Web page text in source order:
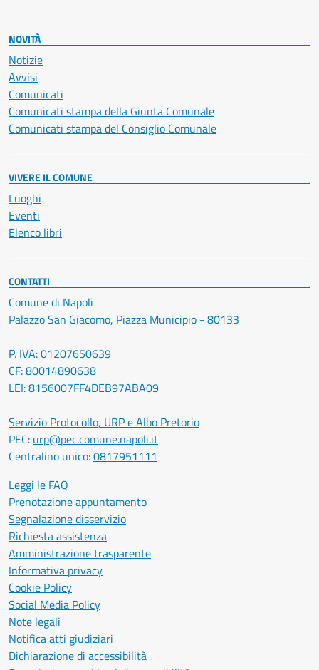
NOVITÀ
Notizie
Avvisi
Comunicati
Comunicati stampa della Giunta Comunale
Comunicati stampa del Consiglio Comunale
VIVERE IL COMUNE
Luoghi
Eventi
Elenco libri
CONTATTI
Comune di Napoli
Palazzo San Giacomo, Piazza Municipio - 80133
P. IVA: 01207650639
CF: 80014890638
LEI: 8156007FF4DEB97ABA09
Servizio Protocollo, URP e Albo Pretorio
PEC: urp@pec.comune.napoli.it
Centralino unico:0817951111
Leggi le FAQ
Prenotazione appuntamento
Segnalazione disservizio
Richiesta assistenza
Amministrazione trasparente
Informativa privacy
Cookie Policy
Social Media Policy
Note legali
Notifica atti giudiziari
Dichiarazione di accessibilità